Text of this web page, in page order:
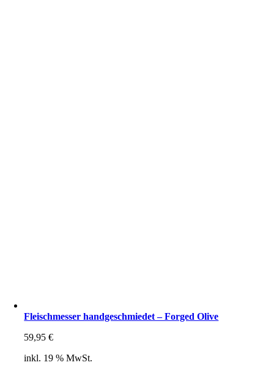
Fleischmesser handgeschmiedet – Forged Olive
59,95€
inkl. 19 % MwSt.